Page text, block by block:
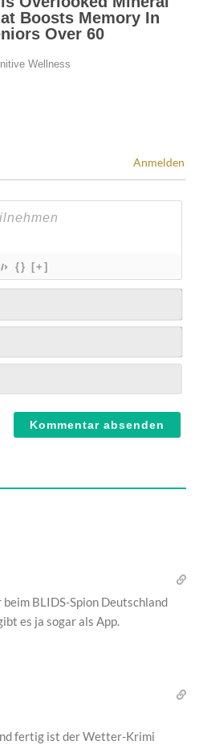
Anmelden
{} [+]
BLIDS-Spion Deutschland
es ja sogar als App.
fertig ist der Wetter-Krimi